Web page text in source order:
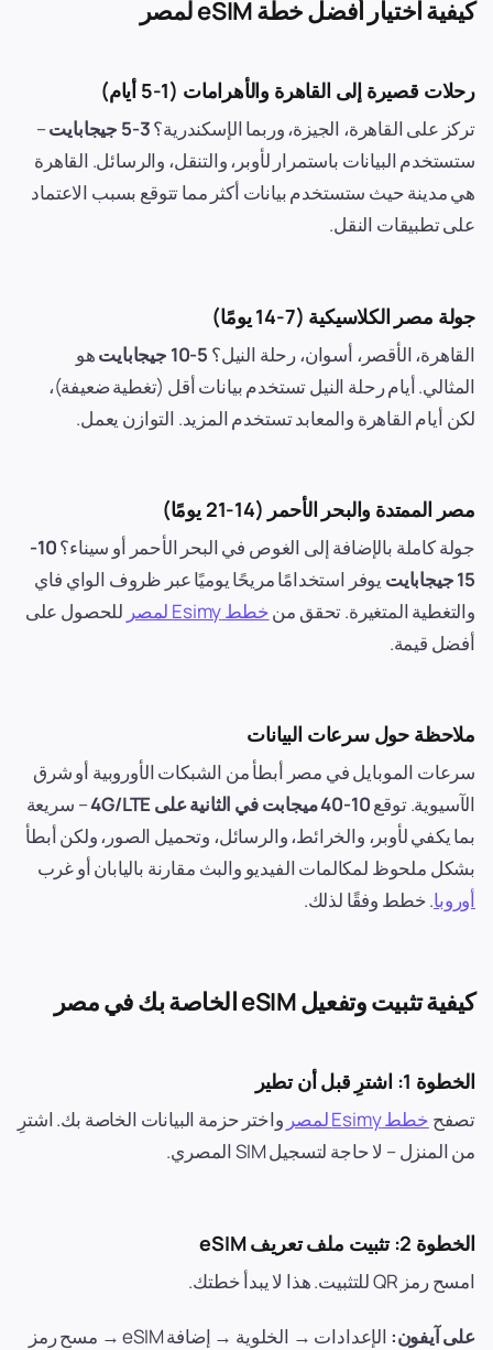
كيفية اختيار أفضل خطة eSIM لمصر
رحلات قصيرة إلى القاهرة والأهرامات (1-5 أيام)
تركز على القاهرة، الجيزة، وربما الإسكندرية؟3-5 جيجابايت
–
ستستخدم البيانات باستمرار لأوبر، والتنقل، والرسائل. القاهرة
هي مدينة حيث ستستخدم بيانات أكثر مما تتوقع بسبب الاعتماد
على تطبيقات النقل.
جولة مصر الكلاسيكية (7-14 يومًا)
القاهرة، الأقصر، أسوان، رحلة النيل؟ 5-10 جيجابايت
هو
المثالي. أيام رحلة النيل تستخدم بيانات أقل (تغطية ضعيفة)،
لكن أيام القاهرة والمعابد تستخدم المزيد. التوازن يعمل.
مصر الممتدة والبحر الأحمر (14-21 يومًا)
جولة كاملة بالإضافة إلى الغوص في البحر الأحمر أو سيناء؟
10-
15 جيجابايت
يوفر استخدامًا مريحًا يوميًا عبر ظروف الواي فاي
والتغطية المتغيرة. تحقق منخطط Esimy لمصر
للحصول على
أفضل قيمة.
ملاحظة حول سرعات البيانات
سرعات الموبايل في مصر أبطأ من الشبكات الأوروبية أو شرق
الآسيوية. توقع10-40 ميجابت في الثانية على 4G/LTE
– سريعة
بما يكفي لأوبر، والخرائط، والرسائل، وتحميل الصور، ولكن أبطأ
بشكل ملحوظ لمكالمات الفيديو والبث مقارنة باليابان أو غرب
أوروبا. خطط وفقًا لذلك.
كيفية تثبيت وتفعيل eSIM الخاصة بك في مصر
الخطوة 1: اشترِ قبل أن تطير
تصفح خطط Esimy لمصر
واختر حزمة البيانات الخاصة بك. اشترِ
من المنزل – لا حاجة لتسجيل SIM المصري.
الخطوة 2: تثبيت ملف تعريف eSIM
امسح رمز QR للتثبيت. هذا لا يبدأ خطتك.
على آيفون:
الإعدادات → الخلوية → إضافة eSIM → مسح رمز